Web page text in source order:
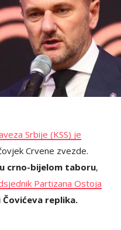
Srbije (KSS) je
Crvene zvezde.
crno-bijelom taboru,
Partizana Ostoja
replika.